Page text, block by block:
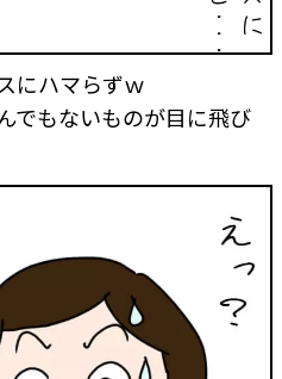
にハマらずｗ
でもないものが目に飛び